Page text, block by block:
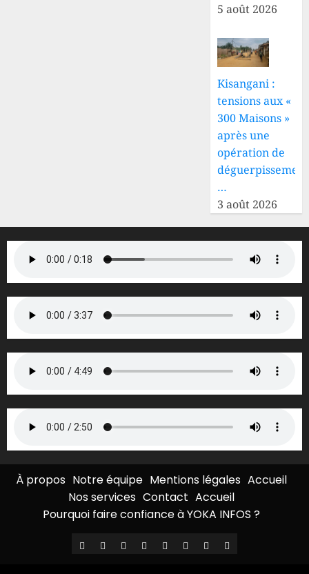
5 août 2026
Kisangani :
tensions aux «
300 Maisons »
après une
opération de
…
3 août 2026
À propos Notre équipe Mentions légales Accueil
Nos services Contact Accueil
Pourquoi faire confiance à YOKA INFOS ?
À
NotreMentions
Accueil
Nos
ContactAccueilPourquoi